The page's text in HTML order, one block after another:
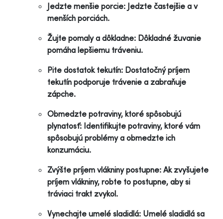
Jedzte menšie porcie: Jedzte častejšie a v
menších porciách.
Žujte pomaly a dôkladne: Dôkladné žuvanie
pomáha lepšiemu tráveniu.
Pite dostatok tekutín: Dostatočný príjem
tekutín podporuje trávenie a zabraňuje
zápche.
Obmedzte potraviny, ktoré spôsobujú
plynatosť: Identifikujte potraviny, ktoré vám
spôsobujú problémy a obmedzte ich
konzumáciu.
Zvýšte príjem vlákniny postupne: Ak zvyšujete
príjem vlákniny, robte to postupne, aby si
tráviaci trakt zvykol.
Vynechajte umelé sladidlá: Umelé sladidlá sa